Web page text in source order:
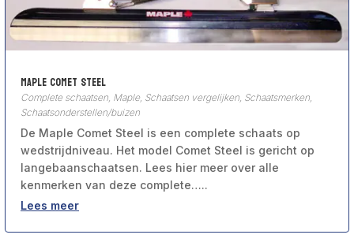
Maple Comet Steel
Complete schaatsen Maple, Schaatsen vergelijken Schaatsmerken
Schaatsonderstellen/buizen
De Maple Comet Steel is een complete schaats op
wedstrijdniveau. Het model Comet Steel is gericht op
langebaanschaatsen. Lees hier meer over alle
kenmerken van deze complete…..
Lees meer